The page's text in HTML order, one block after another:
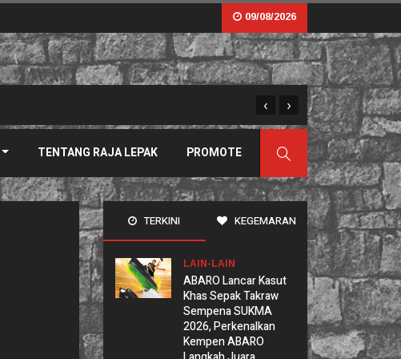
09/08/2026
Sama Tapi Tak Serupa:
‹ ›
TENTANG RAJA LEPAK PROMOTE
TERKINI KEGEMARAN
LAIN-LAIN
ABARO Lancar Kasut
Khas Sepak Takraw
Sempena SUKMA
2026, Perkenalkan
Kempen ABARO